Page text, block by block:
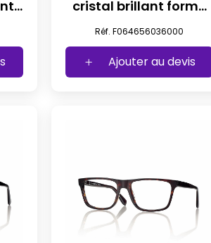
cristal brillant forme
iconique t56
Réf. F064656036000
Ajouter au devis